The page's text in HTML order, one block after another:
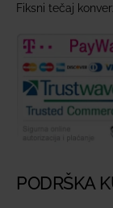
Fiksni tečaj
PODRŠKA